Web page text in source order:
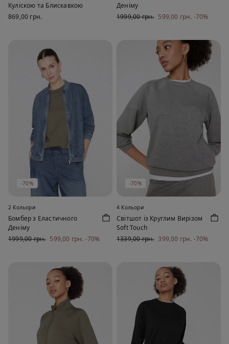
Куліскою та Блискавкою
869,00 грн.
Деніму
1999,00 грн. 599,00 грн. -70%
-70%
2 Кольори
Бомбер з Еластичного
Деніму
1999,00 грн. 599,00 грн. -70%
-70%
4 Кольори
Світшот із Круглим Вирізом
Soft Touch
1339,00 грн. 399,00 грн. -70%